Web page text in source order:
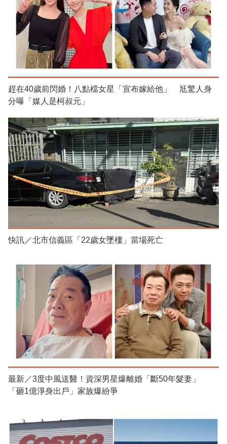
趕在40歲前閃婚！八點檔女星「宣布嫁給他」 尪驚人身
分曝「媒人是柯叔元」
快訊／北市信義區「22歲女墜樓」當場死亡
最新／3度中風送醫！資深男星爆離婚「斷50年髮妻」
「砸1億淨身出戶」家族爆紛爭